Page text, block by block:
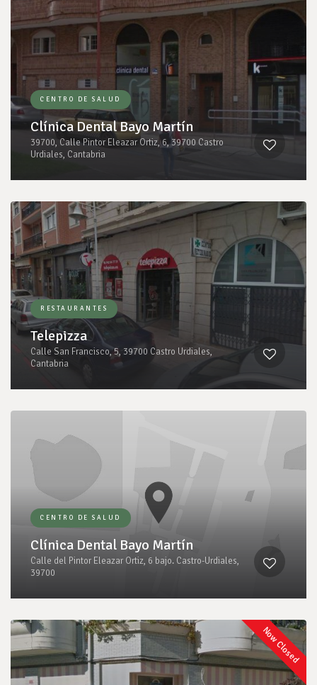
CENTRO DE SALUD
Clínica Dental Bayo Martín
39700, Calle Pintor Eleazar Ortiz, 6, 39700 Castro
Urdiales, Cantabria
RESTAURANTES
Telepizza
Calle San Francisco, 5, 39700 Castro Urdiales,
Cantabria
CENTRO DE SALUD
Clínica Dental Bayo Martín
Calle del Pintor Eleazar Ortiz, 6 bajo. Castro-Urdiales,
39700
Now Closed